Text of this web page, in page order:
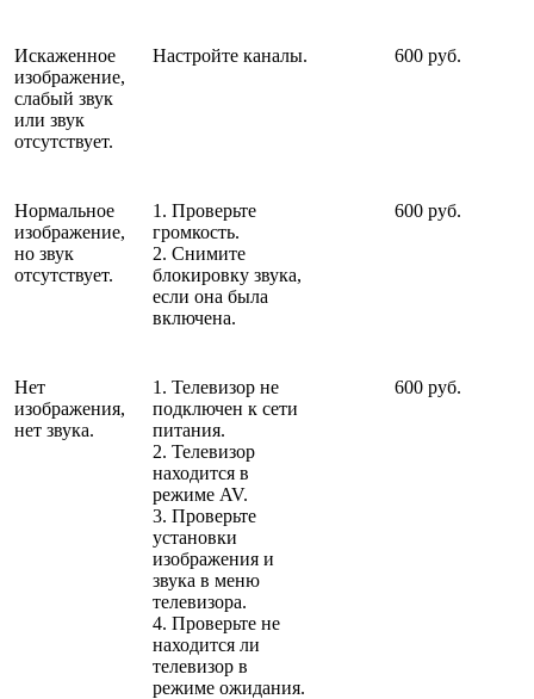
Искаженное
изображение,
слабый звук
или звук
отсутствует.
Настройте каналы. 600 руб.
Нормальное
изображение,
но звук
отсутствует.
1. Проверьте
громкость.
2. Снимите
блокировку звука,
если она была
включена.
600 руб.
Нет
изображения,
нет звука.
1. Телевизор не
подключен к сети
питания.
2. Телевизор
находится в
режиме AV.
3. Проверьте
установки
изображения и
звука в меню
телевизора.
4. Проверьте не
находится ли
телевизор в
режиме ожидания.
600 руб.